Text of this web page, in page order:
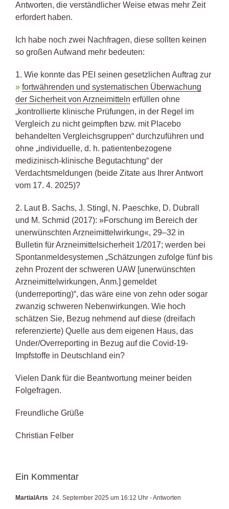
Antworten, die verständlicher Weise etwas mehr Zeit
erfordert haben.
Ich habe noch zwei Nachfragen, diese sollten keinen
so großen Aufwand mehr bedeuten:
1. Wie konnte das PEI seinen gesetzlichen Auftrag zur
fortwährenden und systematischen Überwachung
der Sicherheit von Arzneimitteln erfüllen ohne
„kontrollierte klinische Prüfungen, in der Regel im
Vergleich zu nicht geimpften bzw. mit Placebo
behandelten Vergleichsgruppen“ durchzuführen und
ohne „individuelle, d. h. patientenbezogene
medizinisch-klinische Begutachtung“ der
Verdachtsmeldungen (beide Zitate aus Ihrer Antwort
vom 17. 4. 2025)?
2. Laut B. Sachs, J. Stingl, N. Paeschke, D. Dubrall
und M. Schmid (2017): »Forschung im Bereich der
unerwünschten Arzneimittelwirkung«, 29–32 in
Bulletin für Arzneimittelsicherheit 1/2017; werden bei
Spontanmeldesystemen „Schätzungen zufolge fünf bis
zehn Prozent der schweren UAW [unerwünschten
Arzneimittelwirkungen, Anm.] gemeldet
(underreporting)“, das wäre eine von zehn oder sogar
zwanzig schweren Nebenwirkungen. Wie hoch
schätzen Sie, Bezug nehmend auf diese (dreifach
referenzierte) Quelle aus dem eigenen Haus, das
Under/Overreporting in Bezug auf die Covid-19-
Impfstoffe in Deutschland ein?
Vielen Dank für die Beantwortung meiner beiden
Folgefragen.
Freundliche Grüße
Christian Felber
Ein Kommentar
MartialArts 24. September 2025 um 16:12 Uhr - Antworten